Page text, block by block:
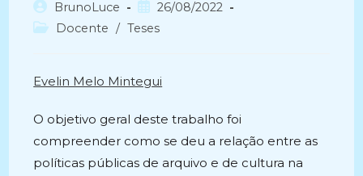
Autor
do
BrunoLuce
Post
publicado:
26/08/2022
Categoria
Docente / Teses
Evelin Melo Mintegui
O objetivo geral deste trabalho foi
compreender como se deu a relação entre as
políticas públicas de arquivo e de cultura na